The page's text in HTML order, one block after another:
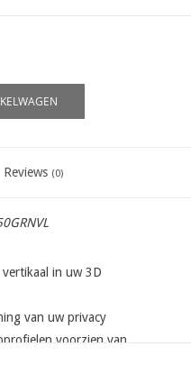
Reviews (0)
in uw 3D
van uw privacy
voorzien van